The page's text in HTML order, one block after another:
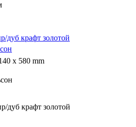
дуб крафт золотой
x 580 mm
дуб крафт золотой